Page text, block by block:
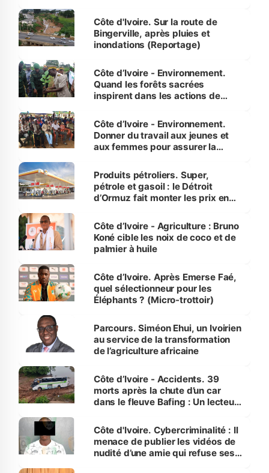
(Alassane Ouattara
Côte d'Ivoire. Sur la route de
Bingerville, après pluies et
inondations (Reportage)
Côte d’Ivoire - Environnement.
Quand les forêts sacrées
inspirent dans les actions de
Côte d’Ivoire - Environnement.
Donner du travail aux jeunes et
aux femmes pour assurer la
menacées
Produits pétroliers. Super,
pétrole et gasoil : le Détroit
d’Ormuz fait monter les prix en
Côte d’Ivoire - Agriculture : Bruno
Koné cible les noix de coco et de
palmier à huile
Côte d’Ivoire. Après Emerse Faé,
quel sélectionneur pour les
Éléphants ? (Micro-trottoir)
Parcours. Siméon Ehui, un Ivoirien
au service de la transformation
de l’agriculture africaine
Côte d’Ivoire - Accidents. 39
morts après la chute d’un car
dans le fleuve Bafing : Un lecteur
des Transports
Côte d'Ivoire. Cybercriminalité : Il
menace de publier les vidéos de
nudité d’une amie qui refuse ses